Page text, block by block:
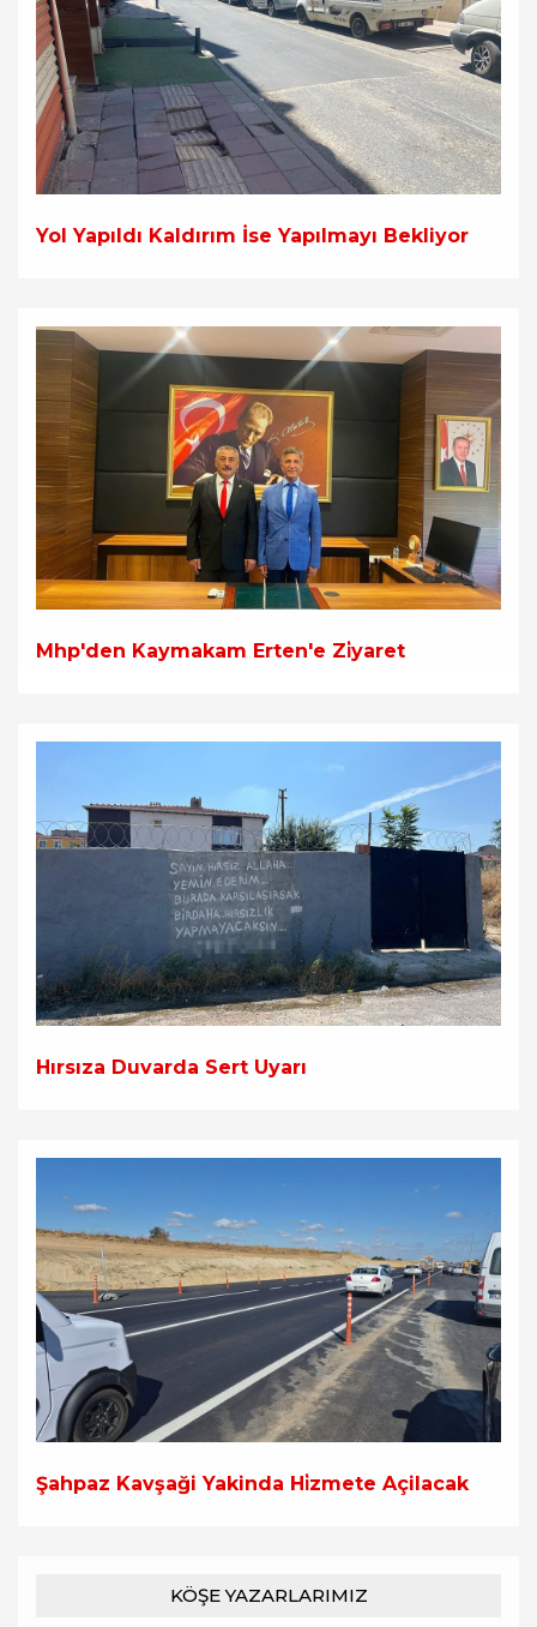
Yol Yapıldı Kaldırım İse Yapılmayı Bekliyor
Mhp'den Kaymakam Erten'e Zi̇yaret
Hırsıza Duvarda Sert Uyarı
Şahpaz Kavşaği Yakinda Hi̇zmete Açilacak
KÖŞE YAZARLARIMIZ